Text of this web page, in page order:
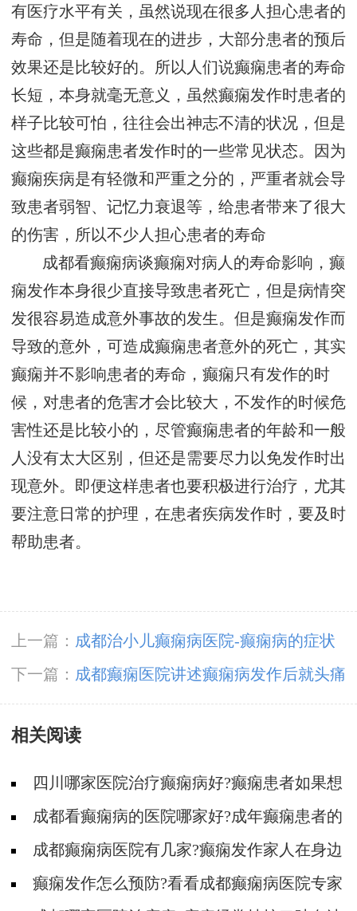
有医疗水平有关，虽然说现在很多人担心患者的
寿命，但是随着现在的进步，大部分患者的预后
效果还是比较好的。所以人们说癫痫患者的寿命
长短，本身就毫无意义，虽然癫痫发作时患者的
样子比较可怕，往往会出神志不清的状况，但是
这些都是癫痫患者发作时的一些常见状态。因为
癫痫疾病是有轻微和严重之分的，严重者就会导
致患者弱智、记忆力衰退等，给患者带来了很大
的伤害，所以不少人担心患者的寿命
成都看癫痫病谈癫痫对病人的寿命影响，癫
痫发作本身很少直接导致患者死亡，但是病情突
发很容易造成意外事故的发生。但是癫痫发作而
导致的意外，可造成癫痫患者意外的死亡，其实
癫痫并不影响患者的寿命，癫痫只有发作的时
候，对患者的危害才会比较大，不发作的时候危
害性还是比较小的，尽管癫痫患者的年龄和一般
人没有太大区别，但还是需要尽力以免发作时出
现意外。即便这样患者也要积极进行治疗，尤其
要注意日常的护理，在患者疾病发作时，要及时
帮助患者。
上一篇： 成都治小儿癫痫病医院-癫痫病的症状
有哪些?
下一篇： 成都癫痫医院讲述癫痫病发作后就头痛
是怎么回事?
相关阅读
四川哪家医院治疗癫痫病好?癫痫患者如果想
要宝宝需要准备什么?
成都看癫痫病的医院哪家好?成年癫痫患者的
病因有哪些?
成都癫痫病医院有几家?癫痫发作家人在身边
应该怎么做?
癫痫发作怎么预防?看看成都癫痫病医院专家